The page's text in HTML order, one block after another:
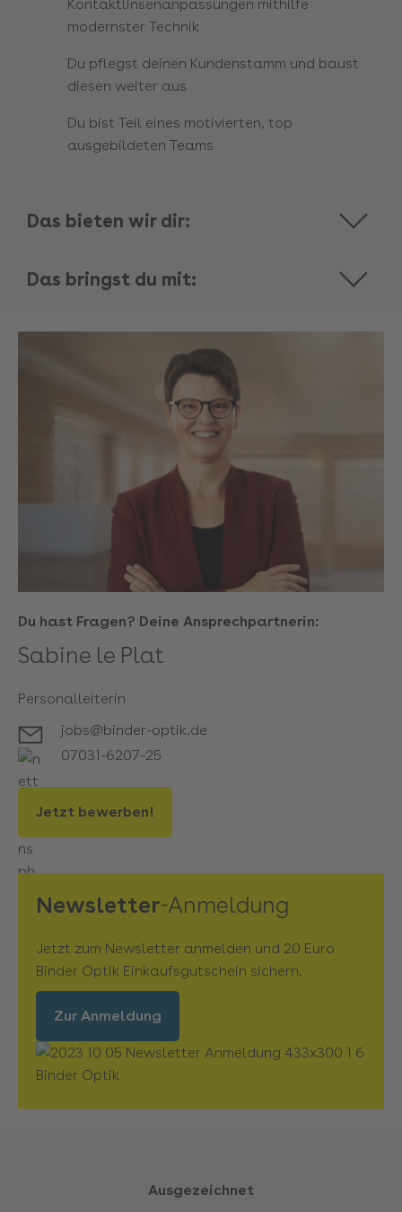
Kontaktlinsenanpassungen mithilfe
modernster Technik
Du pflegst deinen Kundenstamm und baust
diesen weiter aus
Du bist Teil eines motivierten, top
ausgebildeten Teams
Das bieten wir dir:
Das bringst du mit:
Du hast Fragen? Deine Ansprechpartnerin:
Sabine le Plat
Personalleiterin
jobs@binder-optik.de
07031-6207-25
Jetzt bewerben!
Newsletter-Anmeldung
Jetzt zum Newsletter anmelden und 20 Euro
Binder Optik Einkaufsgutschein sichern.
Zur Anmeldung
Ausgezeichnet